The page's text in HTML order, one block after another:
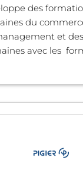
des
du
et
avec les